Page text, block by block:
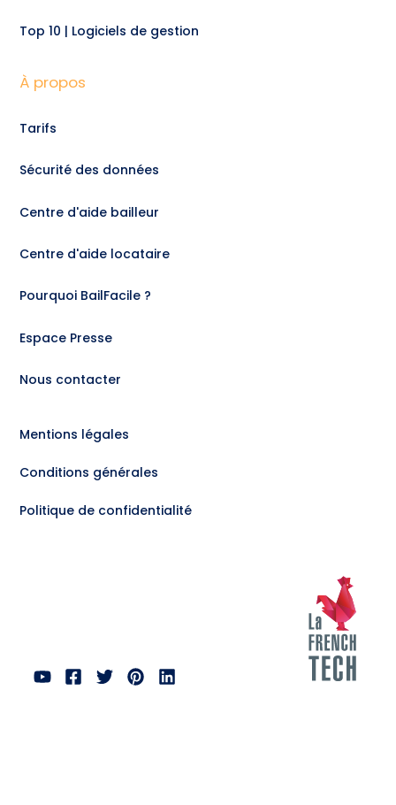
Top 10 | Logiciels de gestion
À propos
Tarifs
Sécurité des données
Centre d'aide bailleur
Centre d'aide locataire
Pourquoi BailFacile ?
Espace Presse
Nous contacter
Mentions légales
Conditions générales
Politique de confidentialité